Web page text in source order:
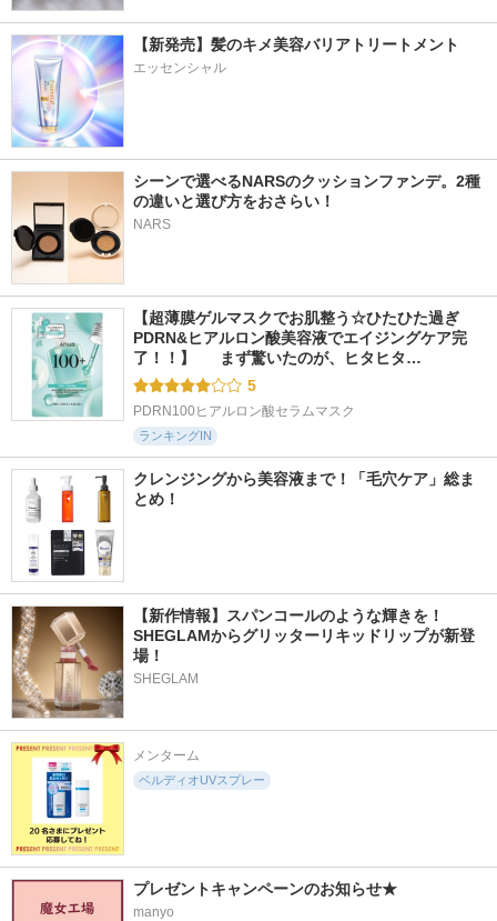
【新発売】髪のキメ美容バリアトリートメント
エッセンシャル
シーンで選べるNARSのクッションファンデ。2種
の違いと選び方をおさらい！
NARS
【超薄膜ゲルマスクでお肌整う☆ひたひた過ぎ
PDRN&ヒアルロン酸美容液でエイジングケア完
了！！】  　まず驚いたのが、ヒタヒタ…
5
PDRN100ヒアルロン酸セラムマスク
ランキングIN
クレンジングから美容液まで！「毛穴ケア」総ま
とめ！
【新作情報】スパンコールのような輝きを！
SHEGLAMからグリッターリキッドリップが新登
場！
SHEGLAM
メンターム
ベルディオUVスプレー
プレゼントキャンペーンのお知らせ★
manyo